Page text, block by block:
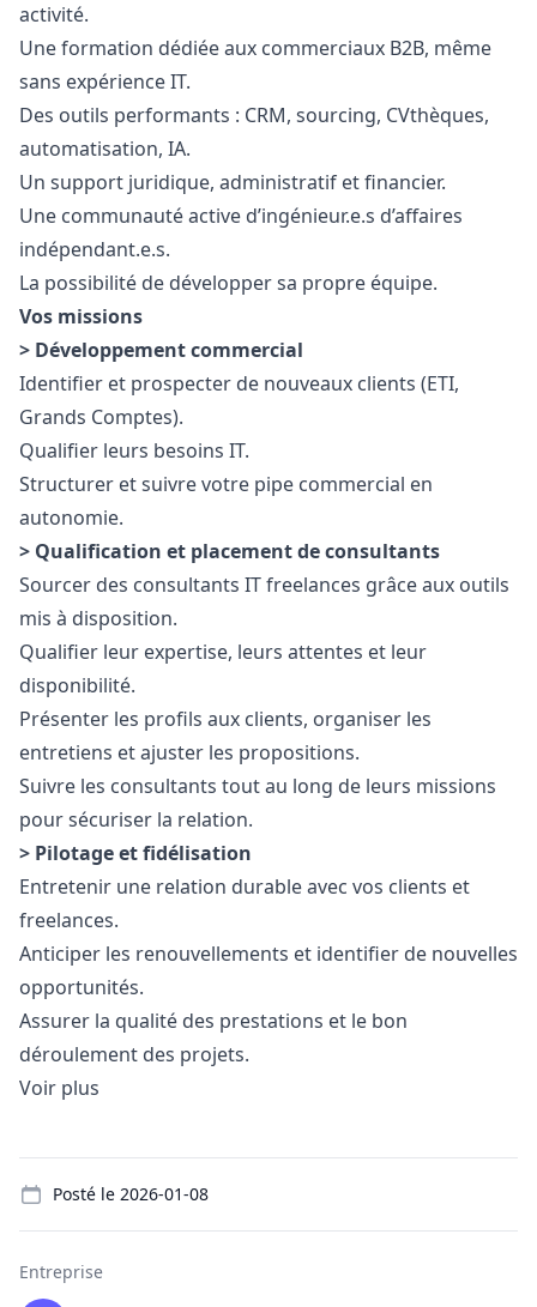
activité.
Une formation dédiée aux commerciaux B2B, même
sans expérience IT.
Des outils performants : CRM, sourcing, CVthèques,
automatisation, IA.
Un support juridique, administratif et financier.
Une communauté active d’ingénieur.e.s d’affaires
indépendant.e.s.
La possibilité de développer sa propre équipe.
Vos missions
> Développement commercial
Identifier et prospecter de nouveaux clients (ETI,
Grands Comptes).
Qualifier leurs besoins IT.
Structurer et suivre votre pipe commercial en
autonomie.
> Qualification et placement de consultants
Sourcer des consultants IT freelances grâce aux outils
mis à disposition.
Qualifier leur expertise, leurs attentes et leur
disponibilité.
Présenter les profils aux clients, organiser les
entretiens et ajuster les propositions.
Suivre les consultants tout au long de leurs missions
pour sécuriser la relation.
> Pilotage et fidélisation
Entretenir une relation durable avec vos clients et
freelances.
Anticiper les renouvellements et identifier de nouvelles
opportunités.
Assurer la qualité des prestations et le bon
déroulement des projets.
Voir plus
Posté le 2026-01-08
Entreprise